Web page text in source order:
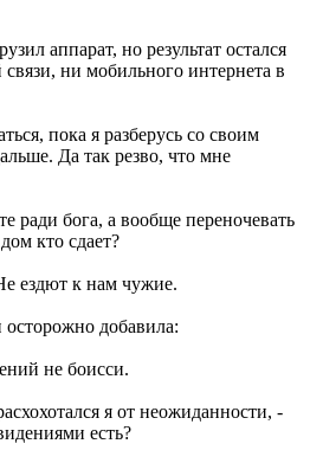
аппарат, но результат остался
ни мобильного интернета в
пока я разберусь со своим
Да так резво, что мне
ради бога, а вообще переночевать
кто сдает?
ездют к нам чужие.
осторожно добавила:
не боисси.
я от неожиданности, -
есть?